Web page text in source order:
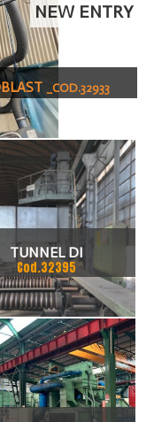
NEW ENTRY
_COD.32933
TUNNEL DI
A
A RULLI,
BANFI MODELLO
X 300 - 4 TURBINE
REVISIONATA”
Cod.32395